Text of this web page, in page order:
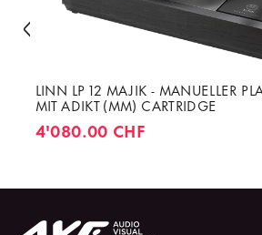
LINN LP 12 MAJIK - MANUELLER
MIT ADIKT (MM) CARTRIDGE
4'080.00 CHF